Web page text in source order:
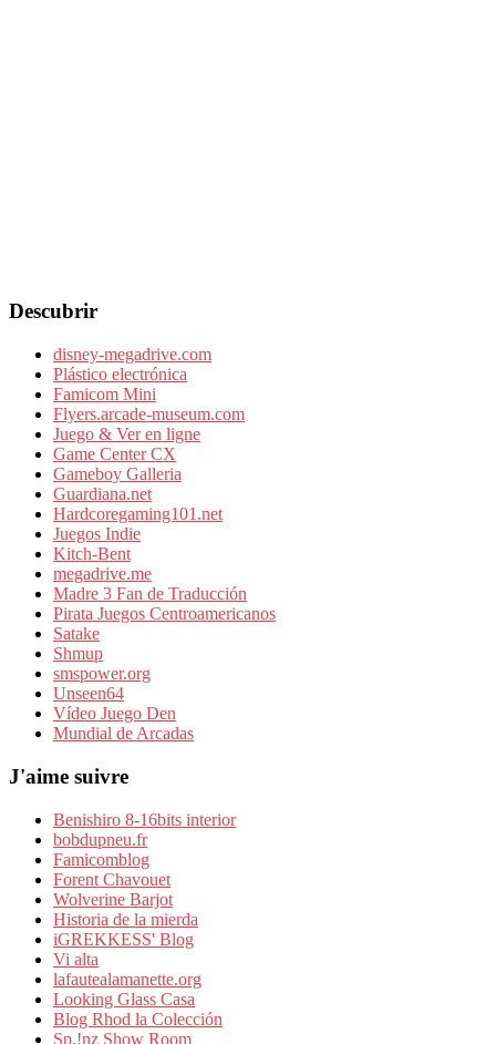
Descubrir
disney-megadrive.com
Plástico electrónica
Famicom Mini
Flyers.arcade-museum.com
Juego & Ver en ligne
Game Center CX
Gameboy Galleria
Guardiana.net
Hardcoregaming101.net
Juegos Indie
Kitch-Bent
megadrive.me
Madre 3 Fan de Traducción
Pirata Juegos Centroamericanos
Satake
Shmup
smspower.org
Unseen64
Vídeo Juego Den
Mundial de Arcadas
J'aime suivre
Benishiro 8-16bits interior
bobdupneu.fr
Famicomblog
Forent Chavouet
Wolverine Barjot
Historia de la mierda
iGREKKESS' Blog
Vi alta
lafautealamanette.org
Looking Glass Casa
Blog Rhod la Colección
Sp.!nz Show Room